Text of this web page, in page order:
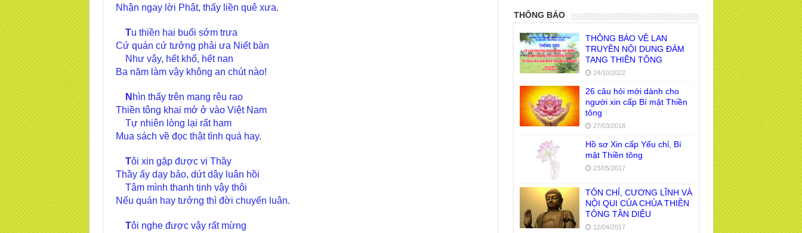
Nhận ngay lời Phật, thấy liền quê xưa.
Tu thiền hai buổi sớm trưa
Cứ quán cứ tưởng phải ưa Niết bàn
Như vậy, hết khổ, hết nan
Ba năm làm vậy không an chút nào!
N hìn thấy trên mạng rêu rao
Thiền tông khai mở ở vào Việt Nam
Tự nhiên lòng lại rất ham
Mua sách về đọc thật tình quá hay.
Tôi xin gặp được vị Thầy
Thầy ấy dạy bảo, dứt dây luân hồi
Tâm mình thanh tịnh vậy thôi
Nếu quán hay tưởng thì đời chuyển luân.
Tôi nghe được vậy rất mừng
THÔNG BÁO
THÔNG BÁO VỀ LAN
TRUYỀN NỘI DUNG ĐÁM
TANG THIỀN TÔNG
24/10/2022
26 câu hỏi mới dành cho
người xin cấp Bí mật Thiền
tông
27/03/2018
Hồ sơ Xin cấp Yếu chỉ, Bí
mật Thiền tông
23/05/2017
TÔN CHỈ, CƯƠNG LĨNH VÀ
NỘI QUI CỦA CHÙA THIỀN
TÔNG TÂN DIỆU
12/04/2017